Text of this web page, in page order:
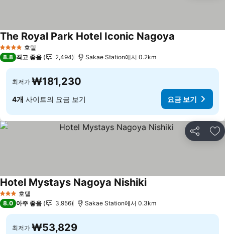
4 성급 호텔
The Royal Park Hotel Iconic Nagoya
8.8 최고 좋음 2,494 Sakae Station에서 0.2km
최저가 ₩181,230
4개 사이트의 요금 보기 요금 보기
공유 즐
3 성급 호텔
Hotel Mystays Nagoya Nishiki요금 보기
8.0 아주 좋음 3,956 Sakae Station에서 0.3km
최저가 ₩53,829